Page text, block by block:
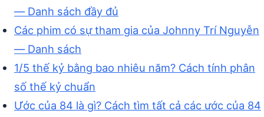
— Danh sách đầy đủ
Các phim có sự tham gia của Johnny Trí Nguyễn
— Danh sách
1/5 thế kỷ bằng bao nhiêu năm? Cách tính phân
số thế kỷ chuẩn
Ước của 84 là gì? Cách tìm tất cả các ước của 84